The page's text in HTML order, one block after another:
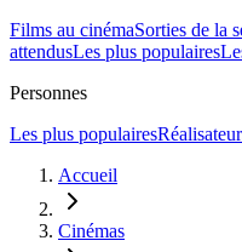
Films au cinémaSorties de la
attendusLes plus populaires
Personnes
Les plus populaires
Accueil
Cinémas